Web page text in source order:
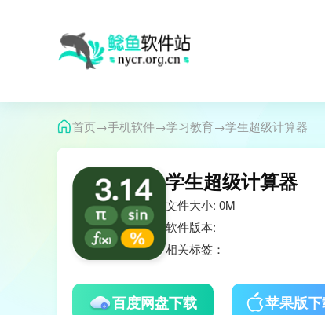
首页→手机软件→学习教育→学生超级计算器
学生超级计算器
文件大小: 0M
软件版本:
相关标签：
百度网盘下载 苹果版